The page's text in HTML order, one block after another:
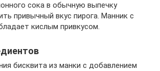
сока в обычную выпечку
привычный вкус пирога. Манник с
кислым привкусом.
бисквита из манки с добавлением